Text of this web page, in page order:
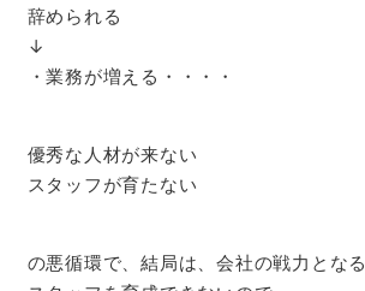
辞められる
↓
・業務が増える・・・・
優秀な人材が来ない
スタッフが育たない
の悪循環で、結局は、会社の戦力となる